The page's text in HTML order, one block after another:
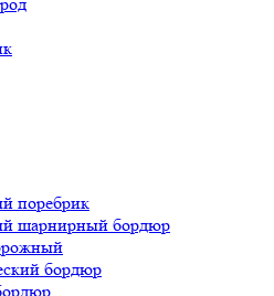
поребрик
шарнирный бордюр
бордюр